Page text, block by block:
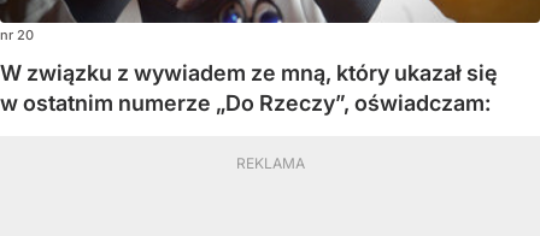
nr 20
W związku z wywiadem ze mną, który ukazał się
w ostatnim numerze „Do Rzeczy”, oświadczam: